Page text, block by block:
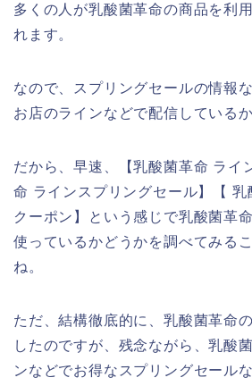
多くの人が乳酸菌革命の商品を利
れます。
なので、スプリングセールの情報
お店のラインなどで配信している
だから、早速、【乳酸菌革命 ライ
命 ラインスプリングセール】【 乳
クーポン】という感じで乳酸菌革
使っているかどうかを調べてみる
ね。
ただ、結構徹底的に、乳酸菌革命
したのですが、残念ながら、乳酸
ンなどでお得なスプリングセール